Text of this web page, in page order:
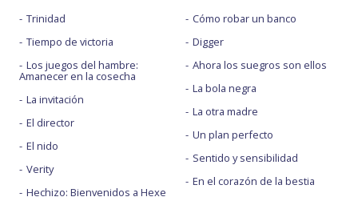
Trinidad
Tiempo de victoria
Los juegos del hambre:
Amanecer en la cosecha
La invitación
El director
El nido
Verity
Hechizo: Bienvenidos a Hexe
Cómo robar un banco
Digger
Ahora los suegros son ellos
La bola negra
La otra madre
Un plan perfecto
Sentido y sensibilidad
En el corazón de la bestia